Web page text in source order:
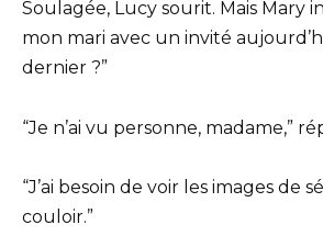
Soulagée, Lucy sourit. Mais Mary
mon mari avec un invité
dernier ?”
“Je n’ai vu personne, madame,”
“J’ai besoin de voir les images de
couloir.”